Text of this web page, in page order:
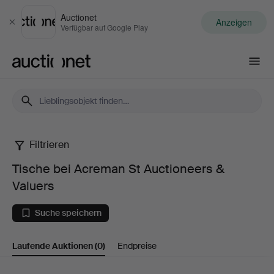
Schließen
Auctionet
Verfügbar auf Google Play Anzeigen
Tische
bei
Acreman
St
Filtrieren
Tische bei Acreman St Auctioneers &
Valuers
Suche speichern
Laufende Auktionen(0) Endpreise